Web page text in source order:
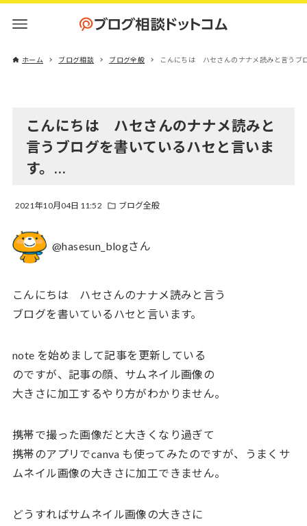
ホーム ブログ相談 ブログ全般 こんにちは ハセさんのナナメ読みと言うブ
こんにちは ハセさんのナナメ読みと
言うブログを書いているハセと言いま
す。…
2021年10月04日 11:52 ブログ全般
@hasesun_blogさん
こんにちは ハセさんのナナメ読みと言う
ブログを書いているハセと言います。
note を始めまして記事を更新している
のですが、記事の顔、サムネイル画像の
大きさに加工するやり方がわかりません。
携帯で撮った画像だと大きくなり過ぎて
携帯のアプリでcanva も使ってみたのですが、うまくサ
ムネイル画像の大きさに加工できません。
どうすればサムネイル画像の大きさに